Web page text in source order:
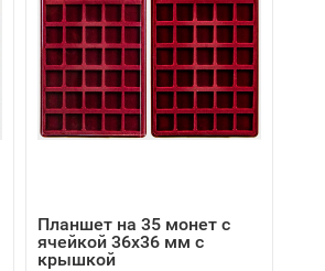
Планшет на 35 монет с
ячейкой 36х36 мм с
крышкой